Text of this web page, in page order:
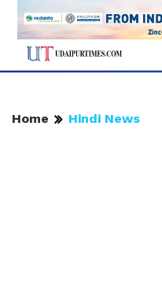
Home Hindi News